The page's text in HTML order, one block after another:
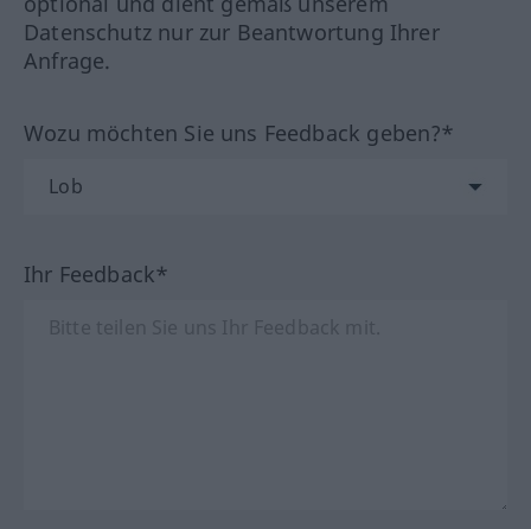
Datenschutz nur zur Beantwortung Ihrer
Anfrage.
Wozu möchten Sie uns Feedback geben?*
Ihr Feedback*